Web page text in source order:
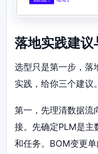
落地实践建
选型只是第一步，落
实践，给你三个建议。
第一，先理清数据流
接。先确定PLM是主
和任务。BOM变更